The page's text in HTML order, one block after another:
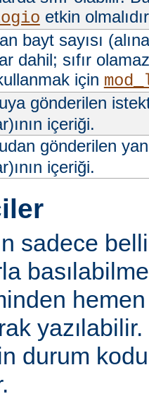
etkin
bayt sayısı
dahil; sıfır
için
gönderilen
içeriği.
gönderilen
içeriği.
sadece
durum